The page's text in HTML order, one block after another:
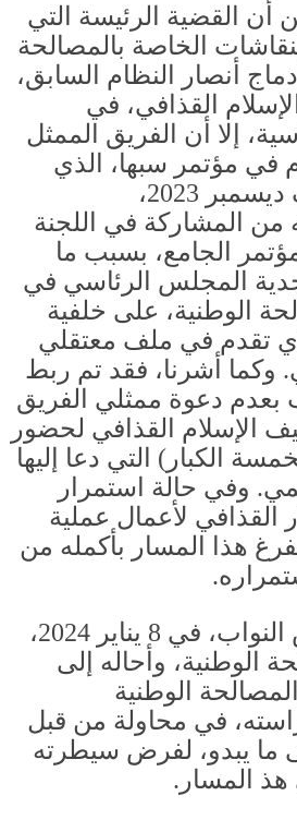
أن القضية الرئيسة التي
الخاصة بالمصالحة
أنصار النظام السابق،
القذافي، في
إلا أن الفريق الممثل
في مؤتمر سبها، الذي
ديسمبر 2023،
من المشاركة في اللجنة
الجامع، بسبب ما
المجلس الرئاسي في
الوطنية، على خلفية
تقدم في ملف معتقلي
. وكما أشرنا، فقد تم ربط
بعدم دعوة ممثلي الفريق
الإسلام القذافي لحضور
الكبار )
التي دعا إليها
. وفي حالة استمرار
القذافي لأعمال عملية
هذا المسار بأكمله من
.
في 8 يناير 2024،
الوطنية، وأحاله إلى
الوطنية
في محاولة من قبل
ما يبدو، لفرض سيطرته
هذ المسار .